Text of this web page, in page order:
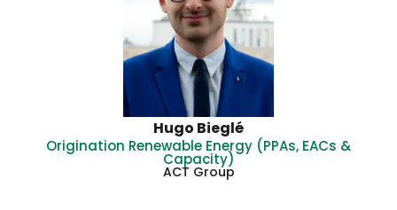
Hugo Bieglé
Origination Renewable Energy (PPAs, EACs &
Capacity)
ACT Group